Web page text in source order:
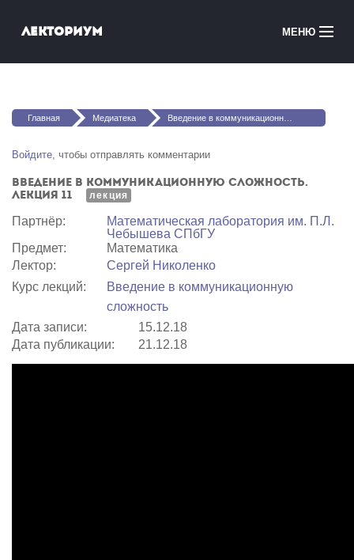
Лекториум МЕНЮ
Медиатека
Courses in English
Войти
Вы здесь
Главная Медиатека Введение в коммуникационную сложность. Лекция 11
Войдите, чтобы отправлять комментарии
Введение в коммуникационную сложность.
Лекция 11
лекция
Партнёр:
Математичеcкая лаборатория им. П.Л.
Чебышева СПбГУ
Предмет:
Математика
Лектор:
Сергей Николенко
Курс лекций:
Введение в коммуникационную
сложность
Дата записи:
15.12.18
Дата публикации:
21.12.18